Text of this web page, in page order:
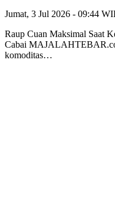
Jumat, 3 Jul 2026 - 09:44
Raup Cuan Maksimal Saat
Cabai
komoditas…